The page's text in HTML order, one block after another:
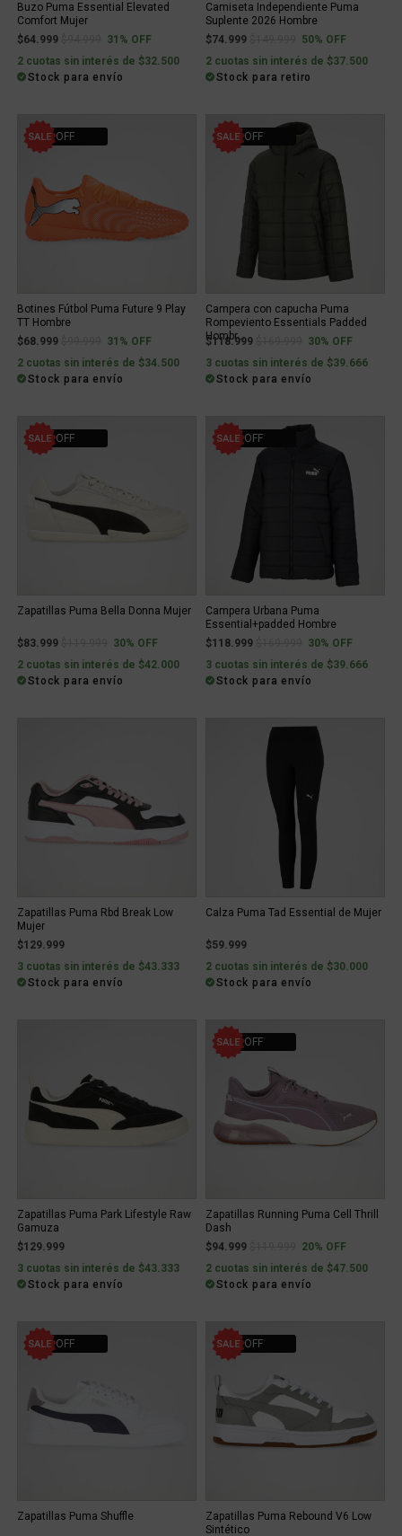
Buzo Puma Essential Elevated
Comfort Mujer
$64.999
Price reduced from
to31% OFF
2 cuotas sin interés de $32.500
Stock para envío
Camiseta Independiente Puma
Suplente 2026 Hombre
$74.999
Price reduced from
to50% OFF
2 cuotas sin interés de $37.500
Stock para retiro
31% OFF
Botines Fútbol Puma Future 9 Play
TT Hombre
$68.999
Price reduced from
to31% OFF
2 cuotas sin interés de $34.500
Stock para envío
30% OFF
Campera con capucha Puma
Rompeviento Essentials Padded
Hombr...
$118.999 Price reduced from
to30% OFF
3 cuotas sin interés de $39.666
Stock para envío
30% OFF
Zapatillas Puma Bella Donna Mujer
$83.999 Price reduced from
to30% OFF
2 cuotas sin interés de $42.000
Stock para envío
30% OFF
Campera Urbana Puma
Essential+padded Hombre
$118.999
Price reduced from
to30% OFF
3 cuotas sin interés de $39.666
Stock para envío
Zapatillas Puma Rbd Break Low
Mujer
$129.999
3 cuotas sin interés de $43.333
Stock para envío
Calza Puma Tad Essential de Mujer
$59.999
2 cuotas sin interés de $30.000
Stock para envío
Zapatillas Puma Park Lifestyle Raw
Gamuza
$129.999
3 cuotas sin interés de $43.333
Stock para envío
20% OFF
Zapatillas Running Puma Cell Thrill
Dash
$94.999
Price reduced from
to20% OFF
2 cuotas sin interés de $47.500
Stock para envío
20% OFF
Zapatillas Puma Shuffle
30% OFF
Zapatillas Puma Rebound V6 Low
Sintético